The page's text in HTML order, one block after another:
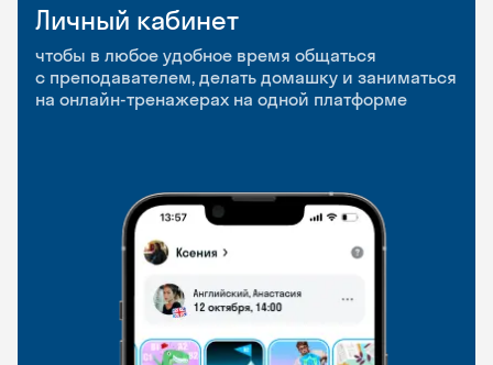
Личный кабинет
чтобы в любое удобное время общаться
с преподавателем, делать домашку и заниматься
на онлайн-тренажерах на одной платформе
Мобильное
приложение
чтобы заниматься и изучать новые слова где
и когда удобно
Разговорные клубы
и Talks
Групповые занятия для разговорной практики
и индивидуальные встречи с преподавателями